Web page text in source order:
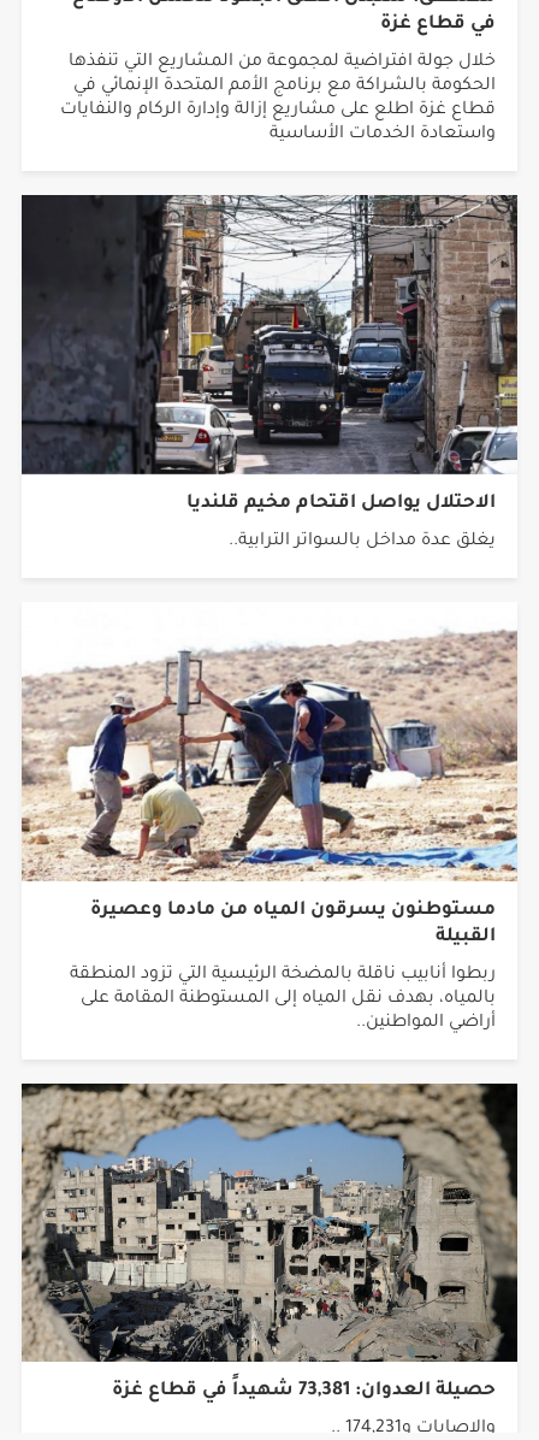
خلال جولة افتراضية لمجموعة من المشاريع التي تنفذها
الحكومة بالشراكة مع برنامج الأمم المتحدة الإنمائي في
قطاع غزة اطلع على مشاريع إزالة وإدارة الركام والنفايات
واستعادة الخدمات الأساسية
الاحتلال يواصل اقتحام مخيم قلنديا
يغلق عدة مداخل بالسواتر الترابية..
مستوطنون يسرقون المياه من مادما وعصيرة
القبيلة
ربطوا أنابيب ناقلة بالمضخة الرئيسية التي تزود المنطقة
بالمياه، بهدف نقل المياه إلى المستوطنة المقامة على
أراضي المواطنين..
حصيلة العدوان: 73,381 شهيداً في قطاع غزة
والإصابات و174,231 ..